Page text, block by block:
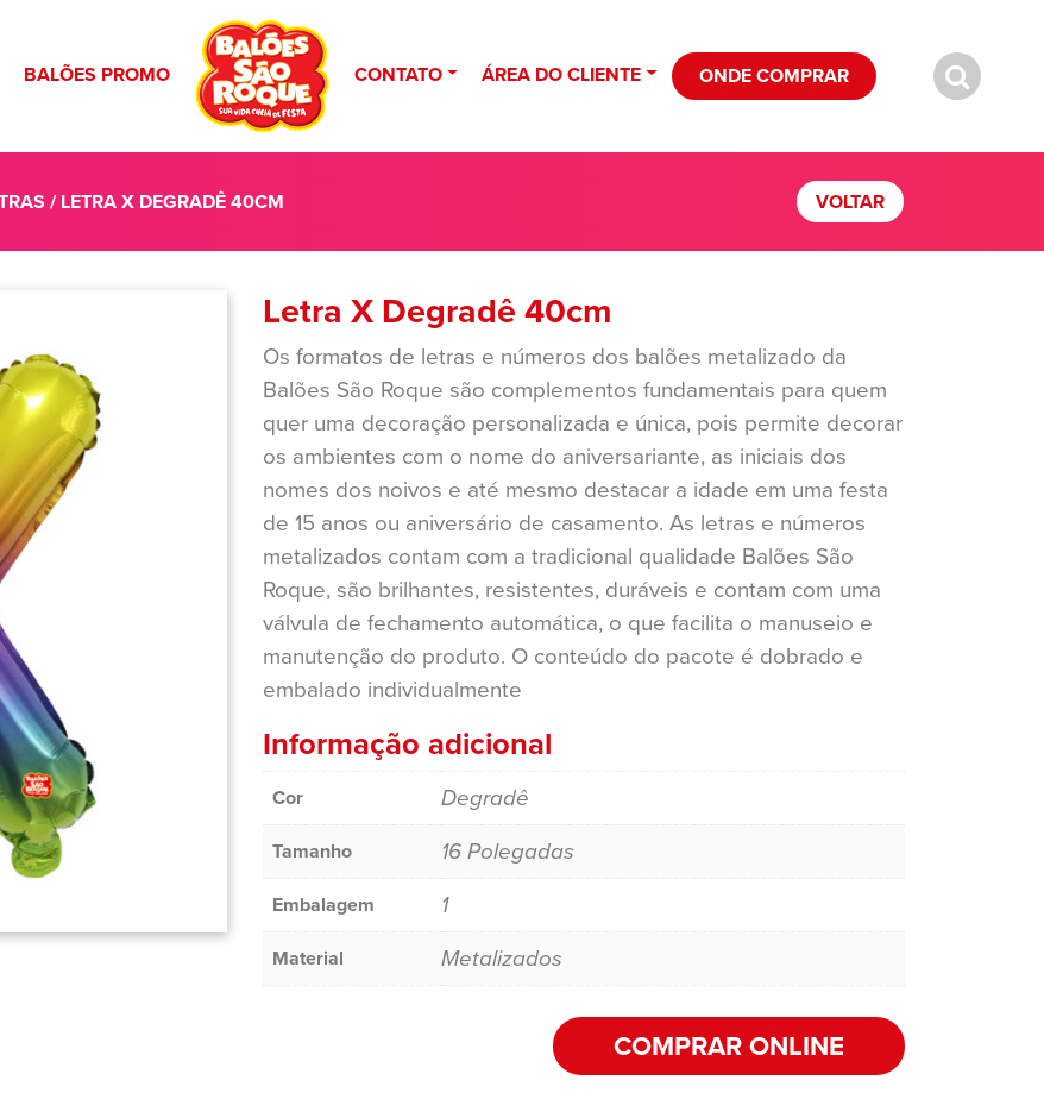
BALÕES PROMO CONTATO ÁREA DO CLIENTE ONDE COMPRAR
/ LETRA X DEGRADÊ 40CM VOLTAR
Letra X Degradê 40cm
Os formatos de letras e números dos balões metalizado da
Balões São Roque são complementos fundamentais para quem
quer uma decoração personalizada e única, pois permite decorar
os ambientes com o nome do aniversariante, as iniciais dos
nomes dos noivos e até mesmo destacar a idade em uma festa
de 15 anos ou aniversário de casamento. As letras e números
metalizados contam com a tradicional qualidade Balões São
Roque, são brilhantes, resistentes, duráveis e contam com uma
válvula de fechamento automática, o que facilita o manuseio e
manutenção do produto. O conteúdo do pacote é dobrado e
embalado individualmente
Informação adicional
Cor Degradê
Tamanho 16 Polegadas
Embalagem 1
Material Metalizados
COMPRAR ONLINE